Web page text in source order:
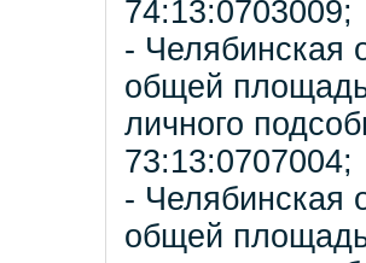
74:13:0703009;
- Челябинская
общей
личного
73:13:0707004;
- Челябинская
общей